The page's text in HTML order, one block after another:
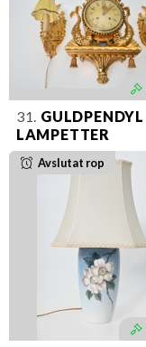
31.
LAMPETTER
Avslutat rop